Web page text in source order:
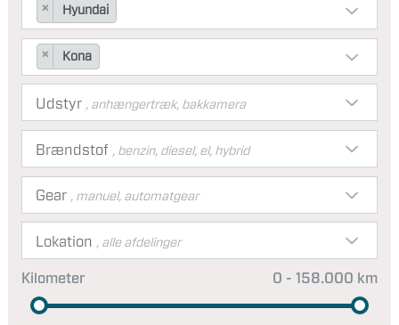
Kilometer 0 - 158.000 km
× Hyundai
× Kona
Brændstof , benzin, diesel, el, hybrid
Gear , manuel, automatgear
Udstyr , anhængertræk, bakkamera
Lokation , alle afdelinger